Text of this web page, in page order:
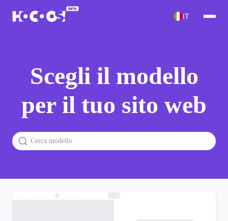
IT
Scegli il modello
per il tuo sito web